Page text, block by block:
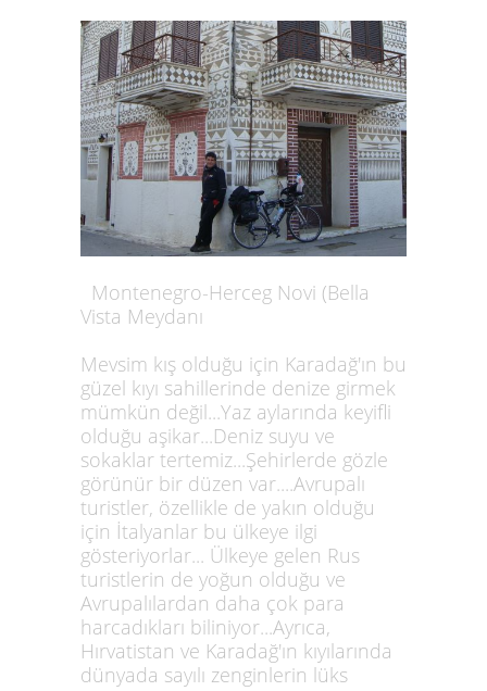
Montenegro-Herceg Novi (Bella
Vista Meydanı
Mevsim kış olduğu için Karadağ'ın bu
güzel kıyı sahillerinde denize girmek
mümkün değil...Yaz aylarında keyifli
olduğu aşikar...Deniz suyu ve
sokaklar tertemiz...Şehirlerde gözle
görünür bir düzen var....Avrupalı
turistler, özellikle de yakın olduğu
için İtalyanlar bu ülkeye ilgi
gösteriyorlar... Ülkeye gelen Rus
turistlerin de yoğun olduğu ve
Avrupalılardan daha çok para
harcadıkları biliniyor...Ayrıca,
Hırvatistan ve Karadağ'ın kıyılarında
dünyada sayılı zenginlerin lüks